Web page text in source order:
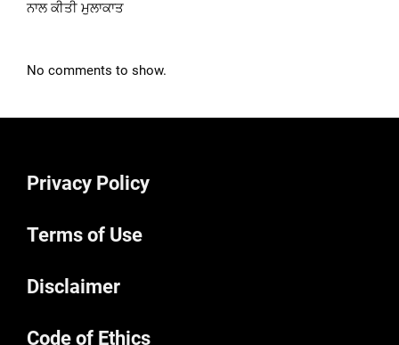
ਨਾਲ ਕੀਤੀ ਮੁਲਾਕਾਤ
No comments to show.
Privacy Policy
Terms of Use
Disclaimer
Code of Ethics